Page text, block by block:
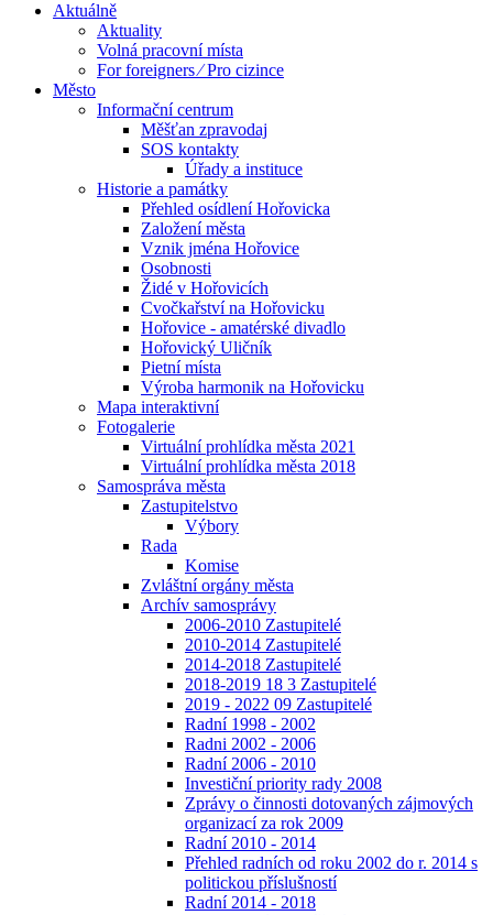
Aktuálně
Aktuality
Volná pracovní místa
For foreigners ⁄ Pro cizince
Město
Informační centrum
Měšťan zpravodaj
SOS kontakty
Úřady a instituce
Historie a památky
Přehled osídlení Hořovicka
Založení města
Vznik jména Hořovice
Osobnosti
Židé v Hořovicích
Cvočkařství na Hořovicku
Hořovice - amatérské divadlo
Hořovický Uličník
Pietní místa
Výroba harmonik na Hořovicku
Mapa interaktivní
Fotogalerie
Virtuální prohlídka města 2021
Virtuální prohlídka města 2018
Samospráva města
Zastupitelstvo
Výbory
Rada
Komise
Zvláštní orgány města
Archív samosprávy
2006-2010 Zastupitelé
2010-2014 Zastupitelé
2014-2018 Zastupitelé
2018-2019 18 3 Zastupitelé
2019 - 2022 09 Zastupitelé
Radní 1998 - 2002
Radni 2002 - 2006
Radní 2006 - 2010
Investiční priority rady 2008
Zprávy o činnosti dotovaných zájmových
organizací za rok 2009
Radní 2010 - 2014
Přehled radních od roku 2002 do r. 2014 s
politickou příslušností
Radní 2014 - 2018